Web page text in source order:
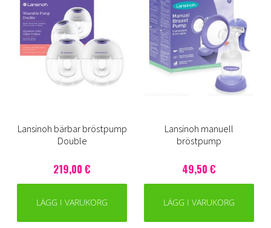
Lansinoh bärbar bröstpump
Double
219,00 €
LÄGG I VARUKORG
Lansinoh manuell
bröstpump
49,50 €
LÄGG I VARUKORG